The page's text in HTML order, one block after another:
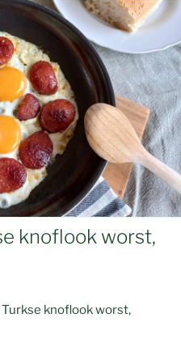
knoflook worst,
knoflook worst,